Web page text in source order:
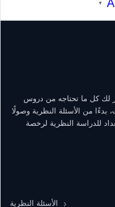
▼
لك كل ما تحتاجه من دروس
من الأسئلة النظرية وصولًا
للدراسة النظرية لرخصة
الأسئلة النظرية